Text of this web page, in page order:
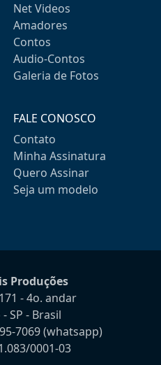
Net Videos
Amadores
Contos
Audio-Contos
Galeria de Fotos
FALE CONOSCO
Contato
Minha Assinatura
Quero Assinar
Seja um modelo
Produções
- 4o. andar
SP - Brasil
7069(whatsapp)
0001-03